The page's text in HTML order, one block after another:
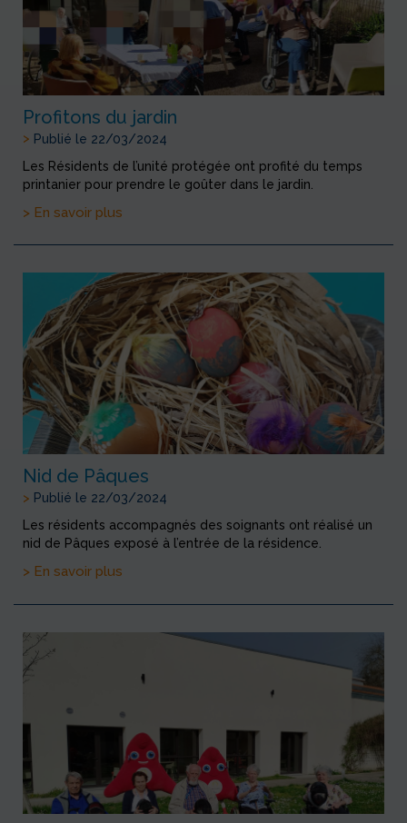
Profitons du jardin
> Publié le 22/03/2024
Les Résidents de l’unité protégée ont profité du temps
printanier pour prendre le goûter dans le jardin.
> En savoir plus
Nid de Pâques
> Publié le 22/03/2024
Les résidents accompagnés des soignants ont réalisé un
nid de Pâques exposé à l’entrée de la résidence.
> En savoir plus